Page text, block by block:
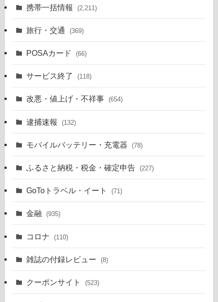
携帯一括情報 (2,211)
旅行・交通 (369)
POSAカード (66)
サービス終了 (118)
改悪・値上げ・不祥事 (654)
逮捕速報 (132)
モバイルバッテリー・充電器 (78)
ふるさと納税・税金・確定申告 (227)
GoToトラベル・イート (71)
金融 (935)
コロナ (110)
雑誌の付録レビュー (8)
クーポンサイト (523)